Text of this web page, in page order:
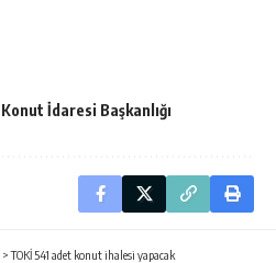
İdaresi Başkanlığı
>TOKİ 541 adet konut ihalesi yapacak